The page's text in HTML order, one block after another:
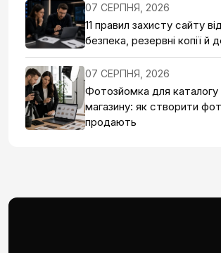
07 СЕРПНЯ, 2026
11 правил захисту сайту
безпека, резервні копії й
07 СЕРПНЯ, 2026
Фотозйомка для каталогу
магазину: як створити
продають